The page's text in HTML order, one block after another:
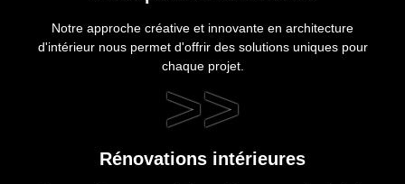
Notre approche créative et innovante en architecture
d'intérieur nous permet d'offrir des solutions uniques pour
chaque projet.
>>
Rénovations intérieures